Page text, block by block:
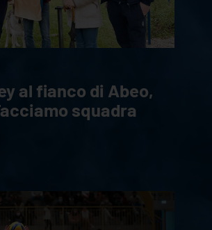
al fianco di Abeo,
squadra